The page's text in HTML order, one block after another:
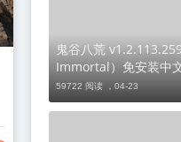
鬼谷八荒
Immortal）免安装中
59722 阅读 ， 04-23